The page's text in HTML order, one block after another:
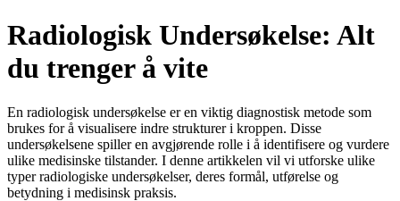
Radiologisk Undersøkelse: Alt
du trenger å vite
En radiologisk undersøkelse er en viktig diagnostisk metode som
brukes for å visualisere indre strukturer i kroppen. Disse
undersøkelsene spiller en avgjørende rolle i å identifisere og vurdere
ulike medisinske tilstander. I denne artikkelen vil vi utforske ulike
typer radiologiske undersøkelser, deres formål, utførelse og
betydning i medisinsk praksis.